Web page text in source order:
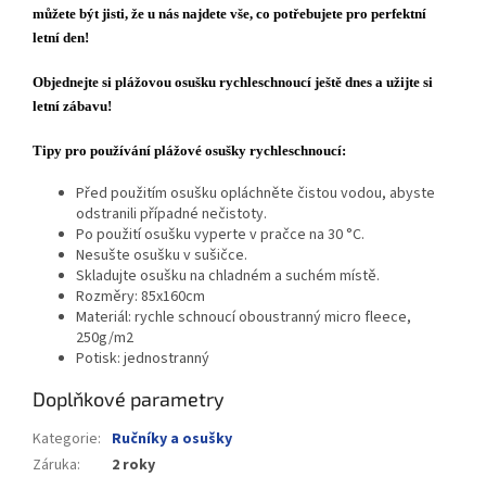
můžete být jisti, že u nás najdete vše, co potřebujete pro perfektní
letní den!
Objednejte si plážovou osušku rychleschnoucí ještě dnes a užijte si
letní zábavu!
Tipy pro používání plážové osušky rychleschnoucí:
Před použitím osušku opláchněte čistou vodou, abyste
odstranili případné nečistoty.
Po použití osušku vyperte v pračce na 30 °C.
Nesušte osušku v sušičce.
Skladujte osušku na chladném a suchém místě.
Rozměry: 85x160cm
Materiál: rychle schnoucí oboustranný micro fleece,
250g/m2
Potisk: jednostranný
Doplňkové parametry
Kategorie: Ručníky a osušky
Záruka: 2 roky